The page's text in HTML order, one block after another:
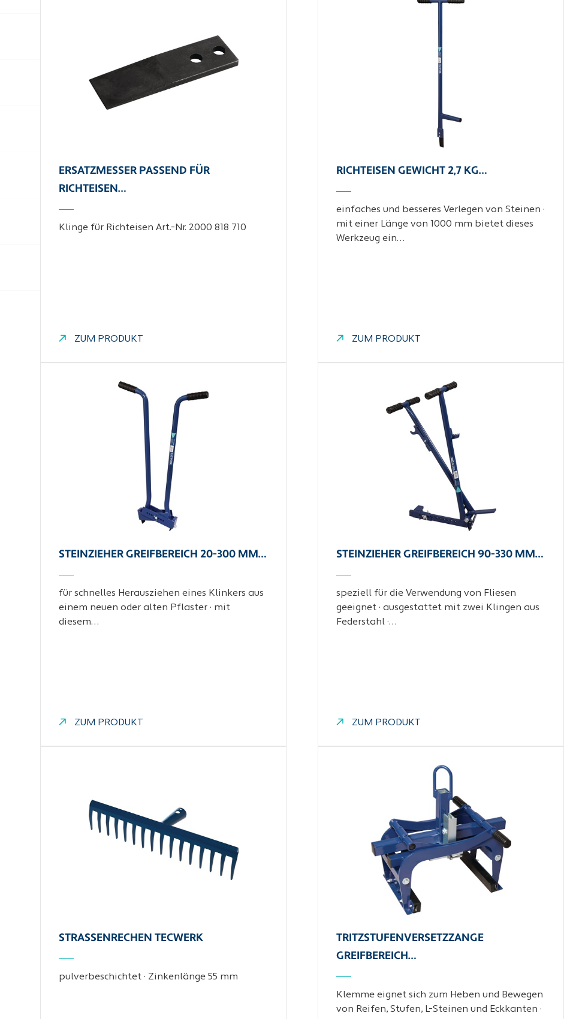
ERSATZMESSER PASSEND FÜR
RICHTEISEN…
Klinge für Richteisen Art.-Nr. 2000 818 710
ZUM PRODUKT
RICHTEISEN GEWICHT 2,7 KG…
einfaches und besseres Verlegen von Steinen ·
mit einer Länge von 1000 mm bietet dieses
Werkzeug ein…
ZUM PRODUKT
STEINZIEHER GREIFBEREICH 20-300 MM…
für schnelles Herausziehen eines Klinkers aus
einem neuen oder alten Pflaster · mit
diesem…
ZUM PRODUKT
STEINZIEHER GREIFBEREICH 90-330 MM…
speziell für die Verwendung von Fliesen
geeignet · ausgestattet mit zwei Klingen aus
Federstahl ·…
ZUM PRODUKT
STRASSENRECHEN TECWERK
pulverbeschichtet · Zinkenlänge 55 mm
TRITZSTUFENVERSETZZANGE
GREIFBEREICH…
Klemme eignet sich zum Heben und Bewegen
von Reifen, Stufen, L-Steinen und Eckkanten ·